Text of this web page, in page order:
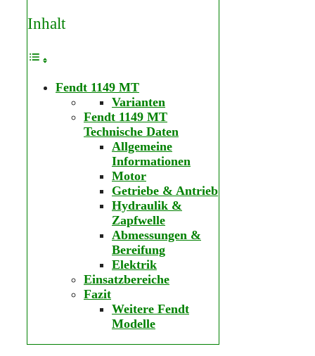
Inhalt
Fendt 1149 MT
Varianten
Fendt 1149 MT
Technische Daten
Allgemeine
Informationen
Motor
Getriebe & Antrieb
Hydraulik &
Zapfwelle
Abmessungen &
Bereifung
Elektrik
Einsatzbereiche
Fazit
Weitere Fendt
Modelle